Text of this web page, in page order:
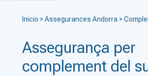
Inicio >Assegurances Andorra >
Assegurança per
complement del